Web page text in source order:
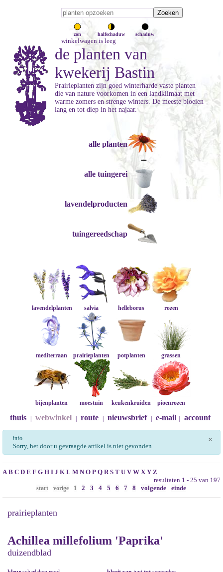
zon halfschaduw schaduw
winkelwagen is leeg
de planten van
kwekerij Bastin
Prairieplanten zijn goed winterharde vaste planten
die van nature voorkomen in een landklimaat met
warme zomers en strenge winters. De meeste bloeien
lang en tot diep in het najaar.
alle planten
alle tuingerei
lavendelproducten
tuingereedschap
lavendelplanten salvia helleborus rozen
mediterraan prairieplanten potplanten grassen
bijenplanten moestuin keukenkruiden pioenrozen
thuis webwinkel route nieuwsbrief e-mail account
×
info
Sorry, het door u gevraagde artikel is niet gevonden
A B C D E F G H I J K L M N O P Q R S T U V W X Y Z
resultaten 1 - 25 van 197
start vorige 1 2 3 4 5 6 7 8 volgende einde
prairieplanten
Achillea millefolium 'Paprika'
duizendblad